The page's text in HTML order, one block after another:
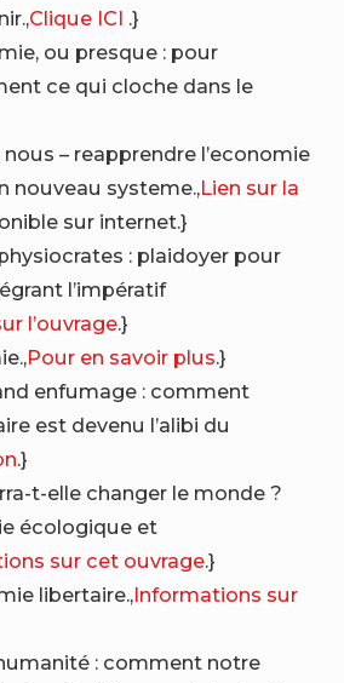
Clique ICI .}
ou presque : pour
ce qui cloche dans le
– reapprendre l’economie
nouveau systeme.,Lien sur la
sur internet.}
: plaidoyer pour
l’impératif
l’ouvrage.}
Pour en savoir plus.}
enfumage : comment
est devenu l’alibi du
.}
t-elle changer le monde ?
écologique et
sur cet ouvrage.}
libertaire.,Informations sur
: comment notre